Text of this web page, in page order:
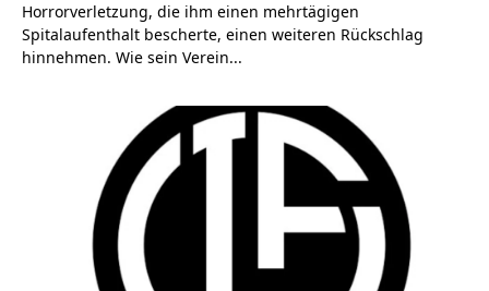
Horrorverletzung, die ihm einen mehrtägigen
Spitalaufenthalt bescherte, einen weiteren Rückschlag
hinnehmen. Wie sein Verein...